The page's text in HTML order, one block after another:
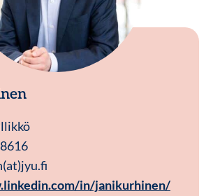
in/janikurhinen/